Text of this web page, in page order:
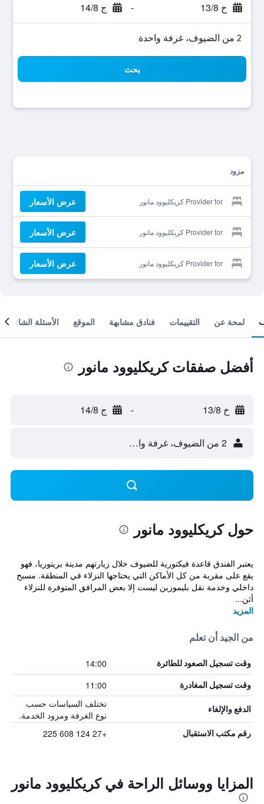
خ 13/8 - ج 14/8
2 من الضيوف، غرفة واحدة
بحث
مزود
Provider for كريكليوود مانور عرض الأسعار
Provider for كريكليوود مانور عرض الأسعار
Provider for كريكليوود مانور عرض الأسعار
لمحة عن التقييمات فنادق مشابهة الموقع الأسئلة الشائعة
أفضل صفقات كريكليوود مانور
خ 13/8 - ج 14/8
2 من الضيوف، غرفة واحدة
حول كريكليوود مانور
يعتبر الفندق قاعدة فيكتورية للضيوف خلال زيارتهم مدينة بريتوريا، فهو
يقع على مقربة من كل الأماكن التي يحتاجها النزلاء في المنطقة. مسبح
داخلي وخدمة نقل بليموزين ليست إلا بعض المرافق المتوفرة للنزلاء
أثن...
المزيد
من الجيد أن تعلم
وقت تسجيل الصعود للطائرة 14:00
وقت تسجيل المغادرة 11:00
الدفع والإلغاء
تختلف السياسات حسب
نوع الغرفة ومزود الخدمة.
رقم مكتب الاستقبال +27 124 608 225
المزايا ووسائل الراحة في كريكليوود مانور